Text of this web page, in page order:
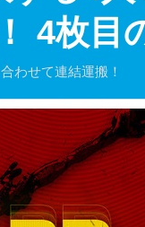
4枚目
わせて連結運搬！